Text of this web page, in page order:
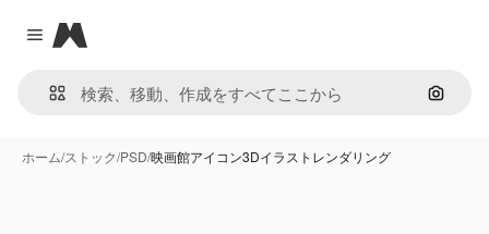
Close menu
Magnific
画像で
ホーム/ストック/PSD/映画館アイコン3Dイラストレンダリング